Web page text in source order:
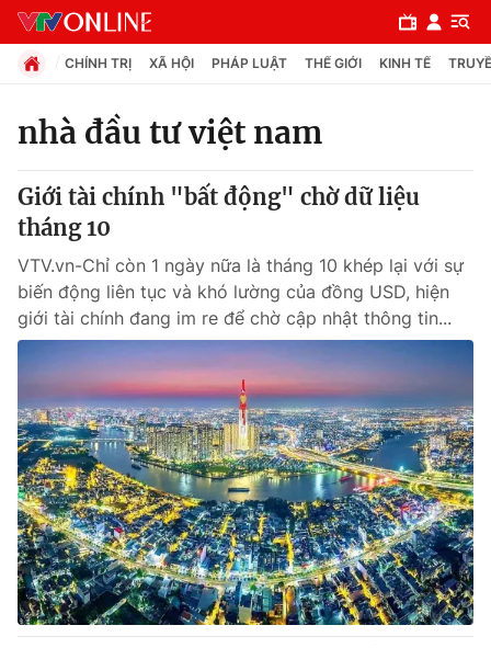
Chuyên mục
Chính trị
Xã hội
Pháp luật
Y tế
Thế giới
Tin tức
Thế giới đó đây
Câu chuyện quốc tế
Kinh tế
Tài chính
Thị trường
Dữ liệu và đời sống
CHÍNH TRỊ XÃ HỘI PHÁP LUẬT THẾ GIỚI KINH TẾ
nhà đầu tư việt nam
Giới tài chính "bất động" chờ dữ liệu
tháng 10
VTV.vn-Chỉ còn 1 ngày nữa là tháng 10 khép lại với sự
biến động liên tục và khó lường của đồng USD, hiện
giới tài chính đang im re để chờ cập nhật thông tin...